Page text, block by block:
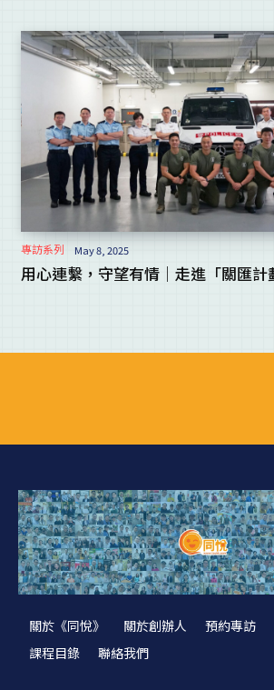
專訪系列 May 8, 2025
用心連繫，守望有情｜走進「關匯計
關於《同悅》 關於創辦人 預約專訪
課程目錄
聯絡我們